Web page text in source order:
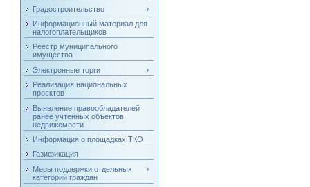
Градостроительство
Информационный материал для
налогоплательщиков
Реестр муниципального
имущества
Электронные торги
Реализация национальных
проектов
Выявление правообладателей
ранее учтенных объектов
недвижемости
Информация о площадках ТКО
Газификация
Меры поддержки отдельных
категорий граждан